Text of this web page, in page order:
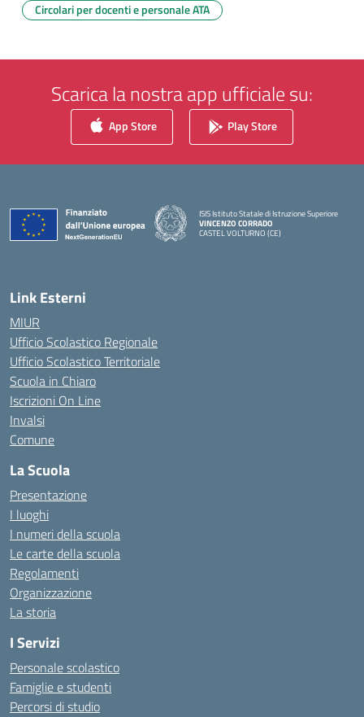
Circolari per docenti e personale ATA
Scarica la nostra app ufficiale su:
App Store Play Store
ISIS Istituto Statale di Istruzione Superiore
VINCENZO CORRADO
CASTEL VOLTURNO (CE)
Link Esterni
MIUR
Ufficio Scolastico Regionale
Ufficio Scolastico Territoriale
Scuola in Chiaro
Iscrizioni On Line
Invalsi
Comune
La Scuola
Presentazione
I luoghi
I numeri della scuola
Le carte della scuola
Regolamenti
Organizzazione
La storia
I Servizi
Personale scolastico
Famiglie e studenti
Percorsi di studio